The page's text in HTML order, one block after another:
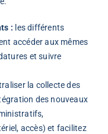
: les différents
accéder aux mêmes
et suivre
la collecte des
des nouveaux
accès) et facilitez